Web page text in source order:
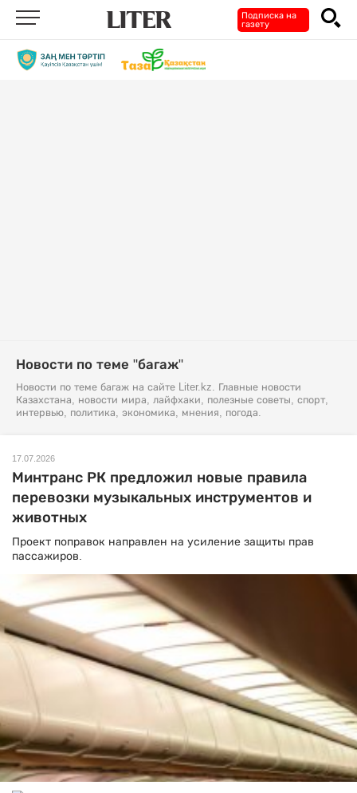
Подписка на
газету
Новости по теме "багаж"
Новости по теме багаж на сайте Liter.kz. Главные новости
Казахстана, новости мира, лайфхаки, полезные советы, спорт,
интервью, политика, экономика, мнения, погода.
17.07.2026
Минтранс РК предложил новые правила
перевозки музыкальных инструментов и
животных
Проект поправок направлен на усиление защиты прав
пассажиров.